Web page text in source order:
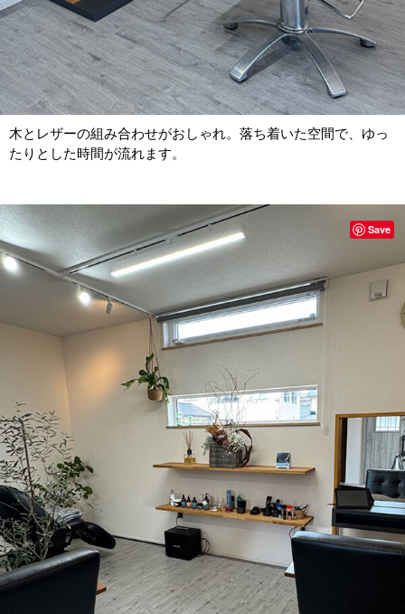
木とレザーの組み合わせがおしゃれ。落ち着いた空間で、ゆっ
たりとした時間が流れます。
Save